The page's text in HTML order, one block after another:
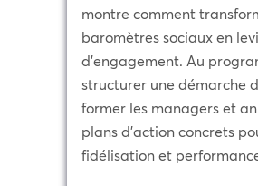
montre comment
baromètres sociaux en
d’engagement. Au
structurer une démarche
former les managers et
plans d’action concrets
fidélisation et